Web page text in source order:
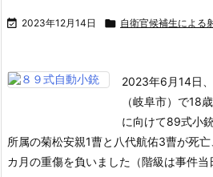
 2023年12月14日  自衛官候補生による
2023年6月14日
（岐阜市）で18
に向けて89式小
所属の菊松安親1曹と八代航佑3曹が死
カ月の重傷を負いました（階級は事件当